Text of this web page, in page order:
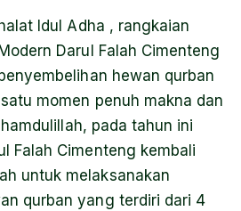
Idul Adha , rangkaian
Darul Falah Cimenteng
hewan qurban
momen penuh makna dan
pada tahun ini
Falah Cimenteng kembali
untuk melaksanakan
qurban yang terdiri dari 4